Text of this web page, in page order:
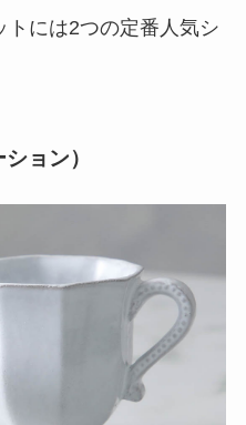
トには2つの定番人気シ
ョン）